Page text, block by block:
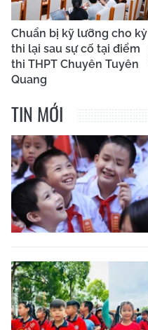
Chuẩn bị kỹ lưỡng cho kỳ
thi lại sau sự cố tại điểm
thi THPT Chuyên Tuyên
Quang
TIN MỚI